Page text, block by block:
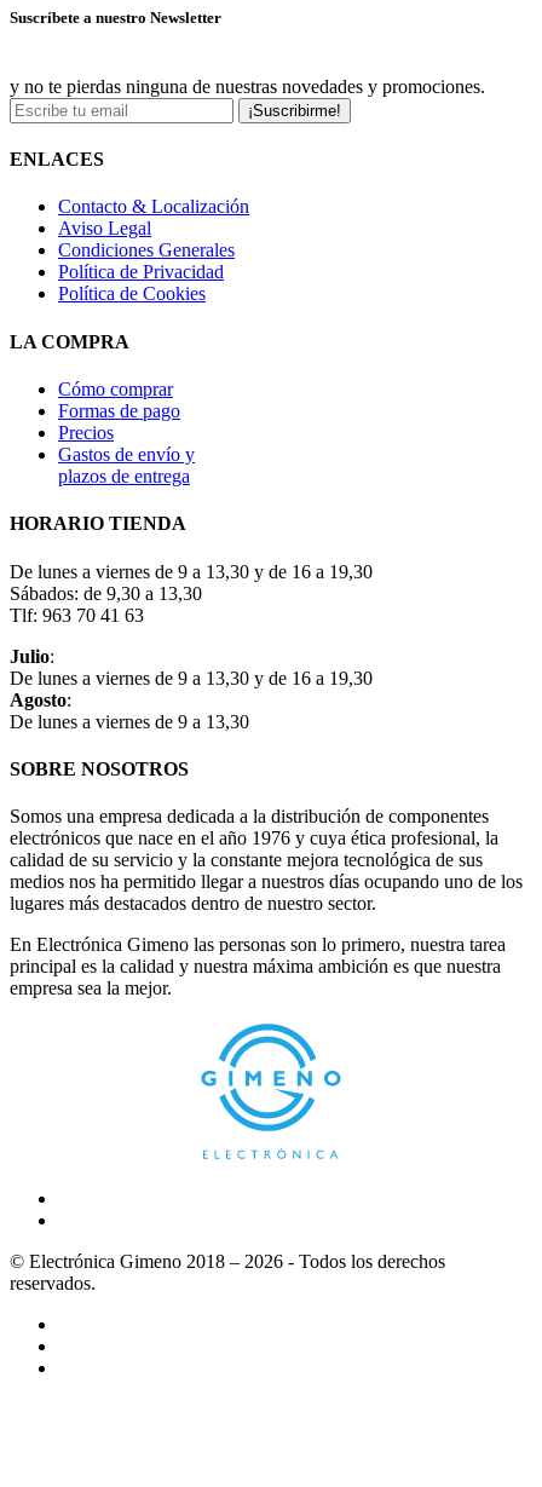
Suscríbete a nuestro Newsletter
y no te pierdas ninguna de nuestras novedades y promociones.
¡Suscribirme!
ENLACES
Contacto & Localización
Aviso Legal
Condiciones Generales
Política de Privacidad
Política de Cookies
LA COMPRA
Cómo comprar
Formas de pago
Precios
Gastos de envío y
plazos de entrega
HORARIO TIENDA
De lunes a viernes de 9 a 13,30 y de 16 a 19,30
Sábados: de 9,30 a 13,30
Tlf: 963 70 41 63
Julio:
De lunes a viernes de 9 a 13,30 y de 16 a 19,30
Agosto:
De lunes a viernes de 9 a 13,30
SOBRE NOSOTROS
Somos una empresa dedicada a la distribución de componentes
electrónicos que nace en el año 1976 y cuya ética profesional, la
calidad de su servicio y la constante mejora tecnológica de sus
medios nos ha permitido llegar a nuestros días ocupando uno de los
lugares más destacados dentro de nuestro sector.
En Electrónica Gimeno las personas son lo primero, nuestra tarea
principal es la calidad y nuestra máxima ambición es que nuestra
empresa sea la mejor.
© Electrónica Gimeno 2018 – 2026 - Todos los derechos
reservados.